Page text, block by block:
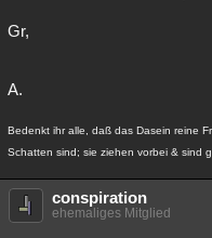
Gr,
A.
Bedenkt ihr alle, daß das Dasein reine
Schatten sind; sie ziehen vorbei & sind
conspiration
ehemaliges Mitglied